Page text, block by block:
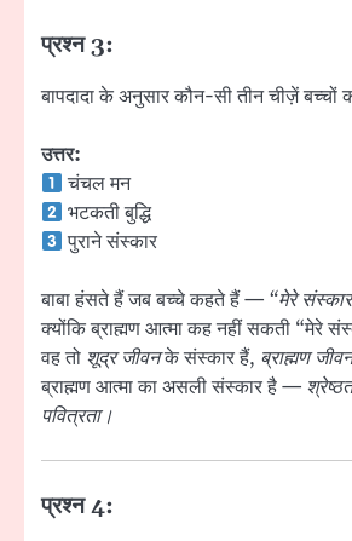
प्रश्न 3:
बापदादा के अनुसार कौन-सी तीन चीज़ें बच्चों
उत्तर:
चंचल मन
भटकती बुद्धि
पुराने संस्कार
बाबा हंसते हैं जब बच्चे कहते हैं — “मेरे
क्योंकि ब्राह्मण आत्मा कह नहीं सकती “मेरे
वह तो शूद्र जीवनके संस्कार हैं, ब्राह्मण जीवन
ब्राह्मण आत्मा का असली संस्कार है —
पवित्रता।
प्रश्न 4: